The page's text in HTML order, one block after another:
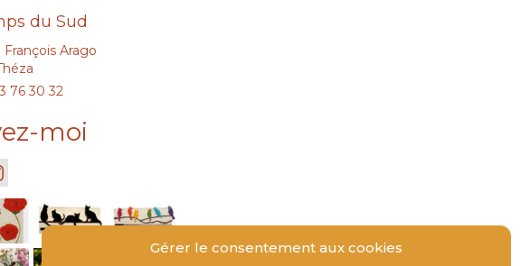
Gérer le consentement aux cookies
du Sud
François Arago
76 30 32
moi